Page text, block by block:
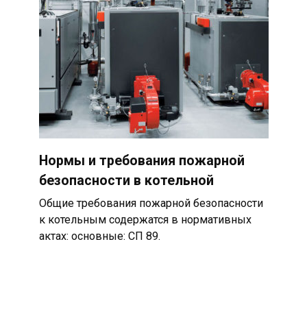
Нормы и требования пожарной
безопасности в котельной
Общие требования пожарной безопасности
к котельным содержатся в нормативных
актах: основные: СП 89.